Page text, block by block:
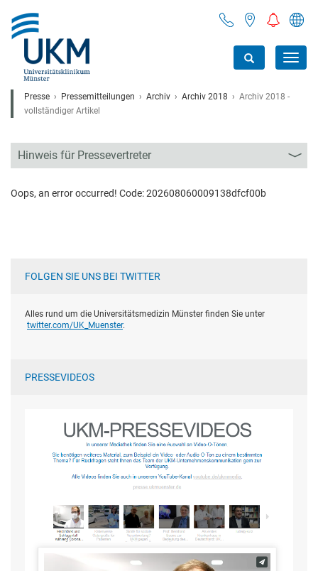
Presse Pressemitteilungen Archiv Archiv 2018
Archiv 2018 -
vollständiger Artikel
Hinweis für Pressevertreter
Oops, an error occurred! Code: 202608060009138dfcf00b
FOLGEN SIE UNS BEI TWITTER
Alles rund um die Universitätsmedizin Münster finden Sie unter
twitter.com/UK_Muenster.
PRESSEVIDEOS